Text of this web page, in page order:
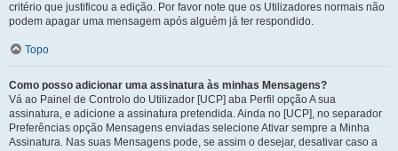
critério que justificou a edição. Por favor note que os Utilizadores normais não
podem apagar uma mensagem após alguém já ter respondido.
Topo
Como posso adicionar uma assinatura às minhas Mensagens?
Vá ao Painel de Controlo do Utilizador [UCP] aba Perfil opção A sua
assinatura, e adicione a assinatura pretendida. Ainda no [UCP], no separador
Preferências opção Mensagens enviadas selecione Ativar sempre a Minha
Assinatura. Nas suas Mensagens pode, se assim o desejar, desativar caso a